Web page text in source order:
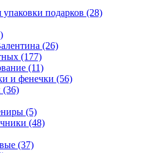
упаковки подарков (28)
(26)
(177)
(11)
и фенечки (56)
(36)
(5)
(48)
(37)